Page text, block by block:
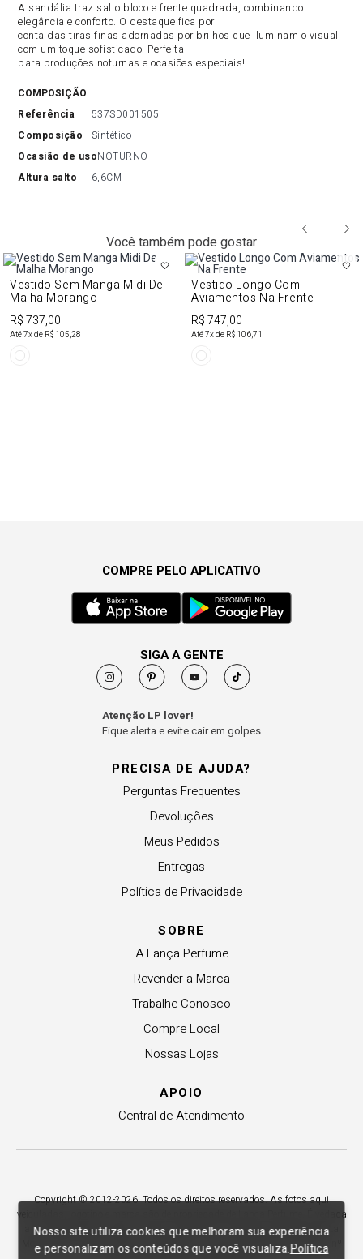
Nosso site utiliza cookies que melhoram sua experiência
e personalizam os conteúdos que você visualiza.Política
A sandália traz salto bloco e frente quadrada, combinando
elegância e conforto. O destaque fica por
conta das tiras finas adornadas por brilhos que iluminam o visual
com um toque sofisticado. Perfeita
para produções noturnas e ocasiões especiais!
COMPOSIÇÃO
referência
537SD001505
composição
Sintético
ocasião de usoNOTURNO
altura salto
6,6CM
Você também pode gostar
Vestido Sem Manga Midi De
Malha Morango
R$ 737,00
Até7x de R$ 105,28
Vestido Longo Com
Aviamentos Na Frente
R$ 747,00
Até7x de R$ 106,71
PRECISA DE AJUDA?
Perguntas Frequentes
Devoluções
Meus Pedidos
Entregas
Política de Privacidade
SOBRE
A Lança Perfume
Revender a Marca
Trabalhe Conosco
Compre Local
Nossas Lojas
APOIO
Central de Atendimento
COMPRE PELO APLICATIVO
SIGA A GENTE
Atenção LP lover!
Fique alerta e evite cair em golpes
Copyright © 2012-2026. Todos os direitos reservados. As fotos aqui
veiculadas, logotipo e marca são de propriedade de Lança Perfume. É vedada
a sua reprodução, total ou parcial. Indústria e Comércio de Confecções La
Moda LTDA - CNPJ 79.653.119/0009-70 – Acesso estadual Rio Maina, nº